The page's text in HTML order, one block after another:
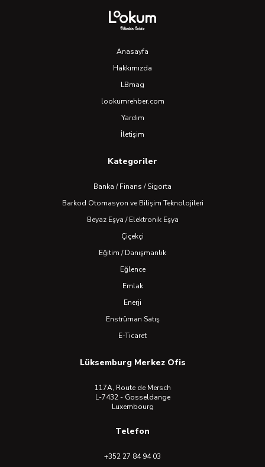
Anasayfa
Hakkımızda
LBmag
lookumrehber.com
Yardım
İletişim
Kategoriler
Banka / Finans / Sigorta
Barkod Otomasyon ve Bilişim Teknolojileri
Beyaz Eşya / Elektronik Eşya
Çiçekçi
Eğitim / Danışmanlık
Eğlence
Emlak
Enerji
Enstrüman Satış
E-Ticaret
Lüksemburg Merkez Ofis
117A, Route de Mersch
L-7432 - Gosseldange
Luxembourg
Telefon
+352 27 84 94 03